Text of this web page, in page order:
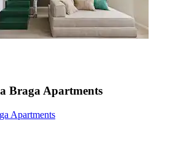
Braga Apartments
Apartments